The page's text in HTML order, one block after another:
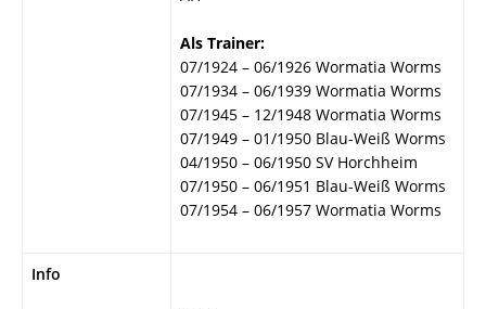
Als Trainer:
07/1924 – 06/1926 Wormatia Worms
07/1934 – 06/1939 Wormatia Worms
07/1945 – 12/1948 Wormatia Worms
07/1949 – 01/1950 Blau-Weiß Worms
04/1950 – 06/1950 SV Horchheim
07/1950 – 06/1951 Blau-Weiß Worms
07/1954 – 06/1957 Wormatia Worms
Info